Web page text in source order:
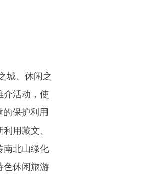
城、休闲之
介活动，使
保护利用
用藏文、
南北山绿化
色休闲旅游